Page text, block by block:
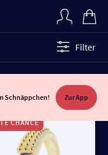
Filter
Schnäppchen! Zur App
CHANCE